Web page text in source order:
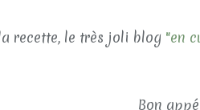
recette, le très joli blog "en
Bon